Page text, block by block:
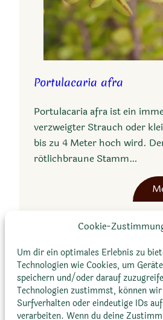
Cookie-
Um dir ein optimales Erlebnis zu
Technologien wie Cookies, um
speichern und/oder darauf
Technologien zustimmst, können
Surfverhalten oder eindeutige IDs
verarbeiten. Wenn du deine
Portulacaria afra
Portulacaria afra ist ein
verzweigter Strauch oder
bis zu 4 Meter hoch wird.
rötlichbraune Stamm…